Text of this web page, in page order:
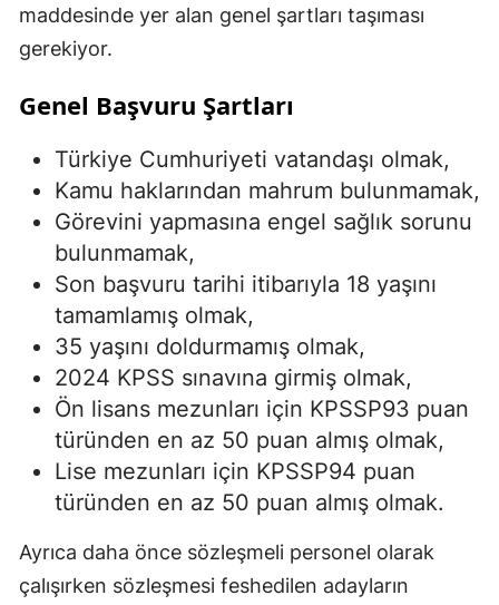
maddesinde yer alan genel şartları taşıması
gerekiyor.
Genel Başvuru Şartları
Türkiye Cumhuriyeti vatandaşı olmak,
Kamu haklarından mahrum bulunmamak,
Görevini yapmasına engel sağlık sorunu
bulunmamak,
Son başvuru tarihi itibarıyla 18 yaşını
tamamlamış olmak,
35 yaşını doldurmamış olmak,
2024 KPSS sınavına girmiş olmak,
Ön lisans mezunları için KPSSP93 puan
türünden en az 50 puan almış olmak,
Lise mezunları için KPSSP94 puan
türünden en az 50 puan almış olmak.
Ayrıca daha önce sözleşmeli personel olarak
çalışırken sözleşmesi feshedilen adayların